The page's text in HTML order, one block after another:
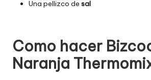
Una pellizco de sal
Como hacer
Naranja